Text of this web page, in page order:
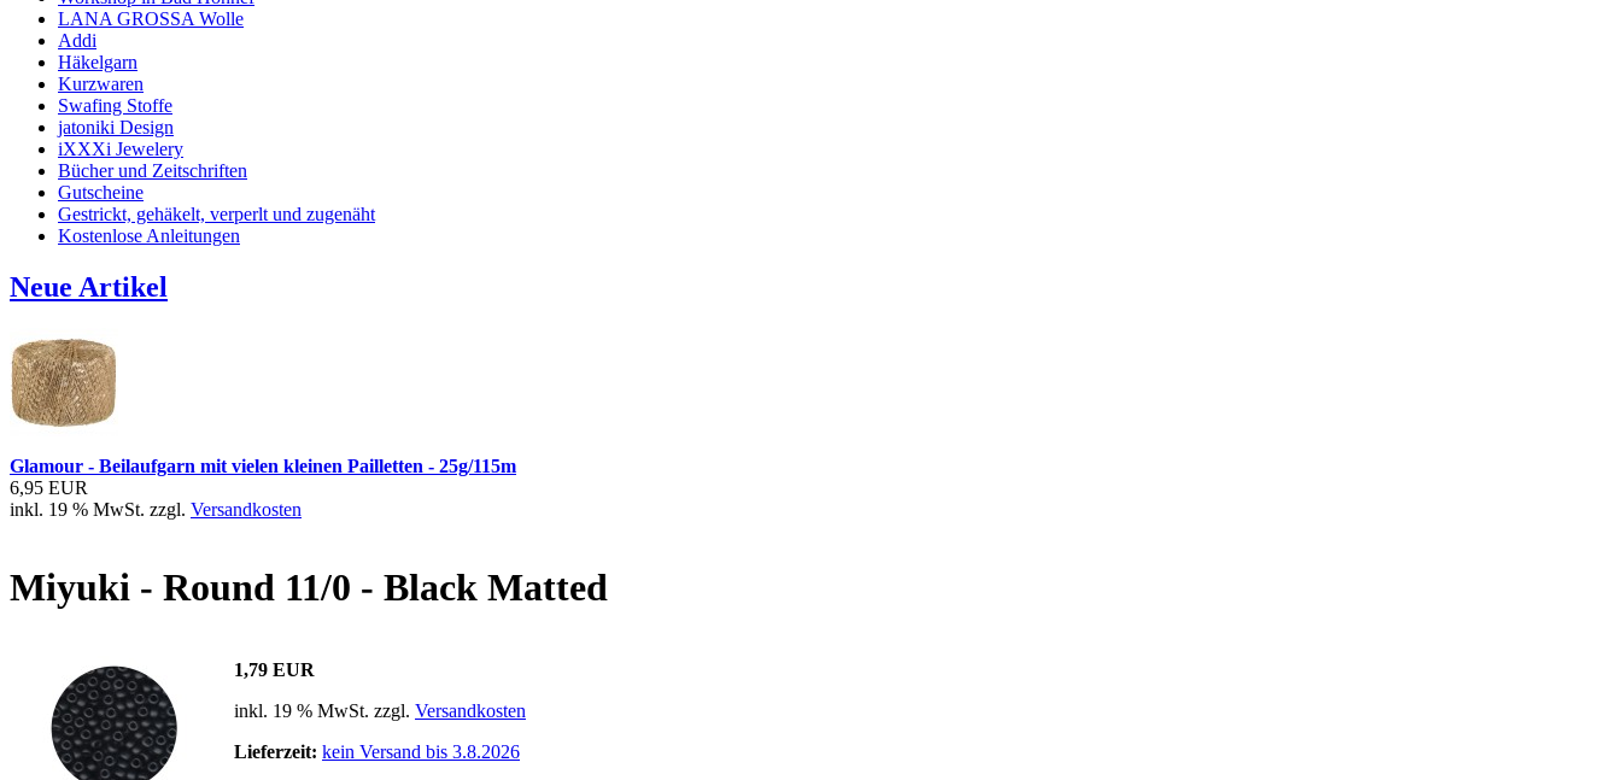
LANA GROSSA Wolle
Addi
Häkelgarn
Kurzwaren
Swafing Stoffe
jatoniki Design
iXXXi Jewelery
Bücher und Zeitschriften
Gutscheine
Gestrickt, gehäkelt, verperlt und zugenäht
Kostenlose Anleitungen
Neue Artikel
Glamour - Beilaufgarn mit vielen kleinen Pailletten - 25g/115m
6,95 EUR
inkl. 19 % MwSt. zzgl. Versandkosten
Miyuki - Round 11/0 - Black Matted
1,79 EUR
inkl. 19 % MwSt. zzgl. Versandkosten
Lieferzeit: kein Versand bis 3.8.2026